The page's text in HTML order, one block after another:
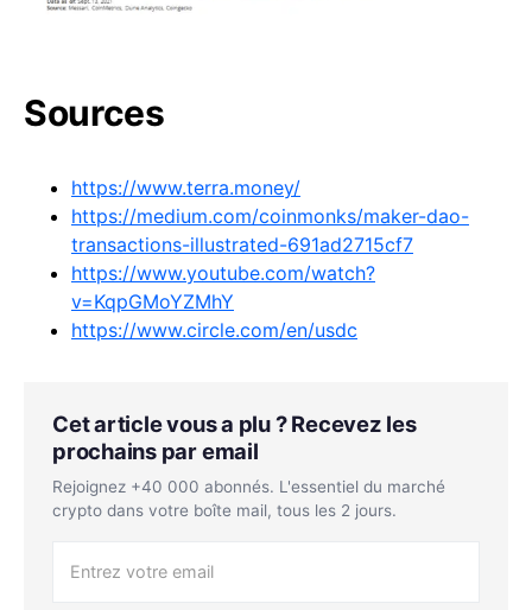
Sources
https://www.terra.money/
https://medium.com/coinmonks/maker-dao-
transactions-illustrated-691ad2715cf7
https://www.youtube.com/watch?
v=KqpGMoYZMhY
https://www.circle.com/en/usdc
Cet article vous a plu ? Recevez les
prochains par email
Rejoignez +40 000 abonnés. L'essentiel du marché
crypto dans votre boîte mail, tous les 2 jours.